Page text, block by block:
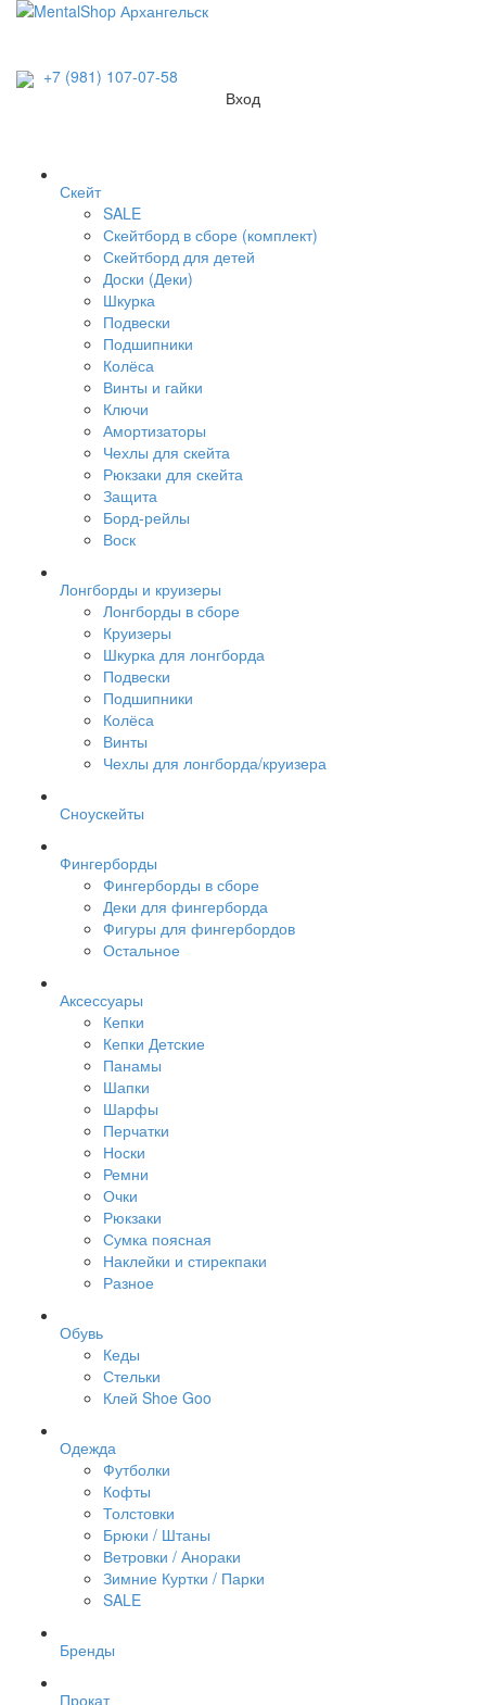
+7 (981) 107-07-58
Вход
Скейт
SALE
Скейтборд в сборе (комплект)
Скейтборд для детей
Доски (Деки)
Шкурка
Подвески
Подшипники
Колёса
Винты и гайки
Ключи
Амортизаторы
Чехлы для скейта
Рюкзаки для скейта
Защита
Борд-рейлы
Воск
Лонгборды и круизеры
Лонгборды в сборе
Круизеры
Шкурка для лонгборда
Подвески
Подшипники
Колёса
Винты
Чехлы для лонгборда/круизера
Сноускейты
Фингерборды
Фингерборды в сборе
Деки для фингерборда
Фигуры для фингербордов
Остальное
Аксессуары
Кепки
Кепки Детские
Панамы
Шапки
Шарфы
Перчатки
Носки
Ремни
Очки
Рюкзаки
Сумка поясная
Наклейки и стирекпаки
Разное
Обувь
Кеды
Стельки
Клей Shoe Goo
Одежда
Футболки
Кофты
Толстовки
Брюки / Штаны
Ветровки / Анораки
Зимние Куртки / Парки
SALE
Бренды
Прокат